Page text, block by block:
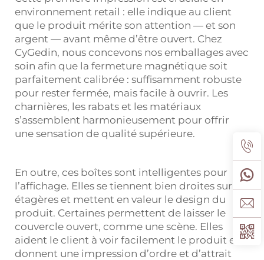
environnement retail : elle indique au client
que le produit mérite son attention — et son
argent — avant même d’être ouvert. Chez
CyGedin, nous concevons nos emballages avec
soin afin que la fermeture magnétique soit
parfaitement calibrée : suffisamment robuste
pour rester fermée, mais facile à ouvrir. Les
charnières, les rabats et les matériaux
s’assemblent harmonieusement pour offrir
une sensation de qualité supérieure.
En outre, ces boîtes sont intelligentes pour
l’affichage. Elles se tiennent bien droites sur les
étagères et mettent en valeur le design du
produit. Certaines permettent de laisser le
couvercle ouvert, comme une scène. Elles
aident le client à voir facilement le produit et
donnent une impression d’ordre et d’attrait